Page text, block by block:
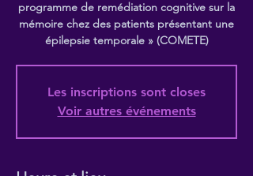
programme de remédiation cognitive sur la
mémoire chez des patients présentant une
épilepsie temporale » (COMETE)
Les inscriptions sont closes
Voir autres événements